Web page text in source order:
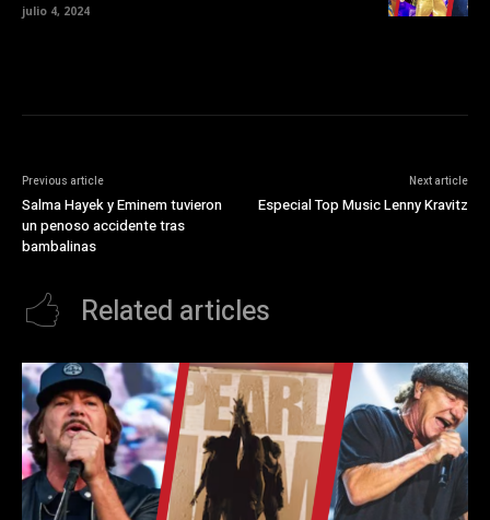
julio 4, 2024
Previous article
Salma Hayek y Eminem tuvieron
un penoso accidente tras
bambalinas
Next article
Especial Top Music Lenny Kravitz
Related articles